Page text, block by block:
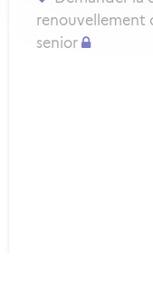
renouvellement
senior